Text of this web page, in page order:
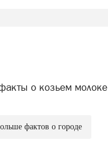
о козьем молоке
фактов о городе